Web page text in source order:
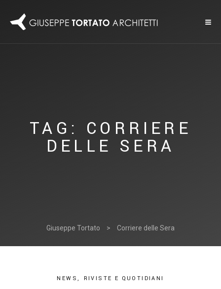
TAG: CORRIERE
DELLE SERA
Giuseppe Tortato > Corriere delle Sera
NEWS, RIVISTE E QUOTIDIANI